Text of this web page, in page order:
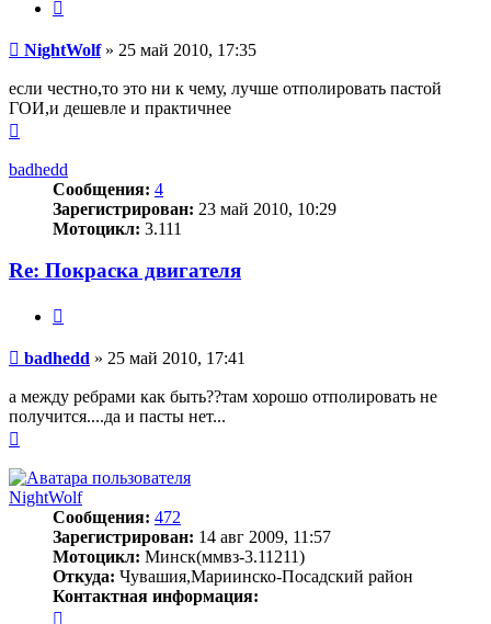
Сообщение
NightWolf» 25 май 2010, 17:35
если честно,то это ни к чему, лучше отполировать пастой
ГОИ,и дешевле и практичнее
началу
badhedd
Сообщения: 4
Зарегистрирован: 23 май 2010, 10:29
Мотоцикл: 3.111
Re: Покраска двигателя
Сообщение
badhedd » 25 май 2010, 17:41
а между ребрами как быть??там хорошо отполировать не
получится....да и пасты нет...
началу
NightWolf
Сообщения: 472
Зарегистрирован: 14 авг 2009, 11:57
Мотоцикл: Минск(ммвз-3.11211)
Откуда: Чувашия,Мариинско-Посадский район
Контактная информация: